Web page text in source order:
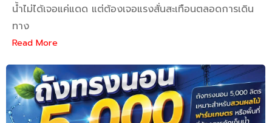
น้ำไม่ได้เจอแค่แดด แต่ต้องเจอแรงสั่นสะเทือนตลอดการเดิน
ทาง
Read More